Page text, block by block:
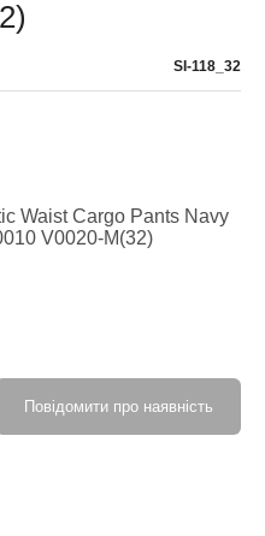
SI-118_32
Повідомити про наявність